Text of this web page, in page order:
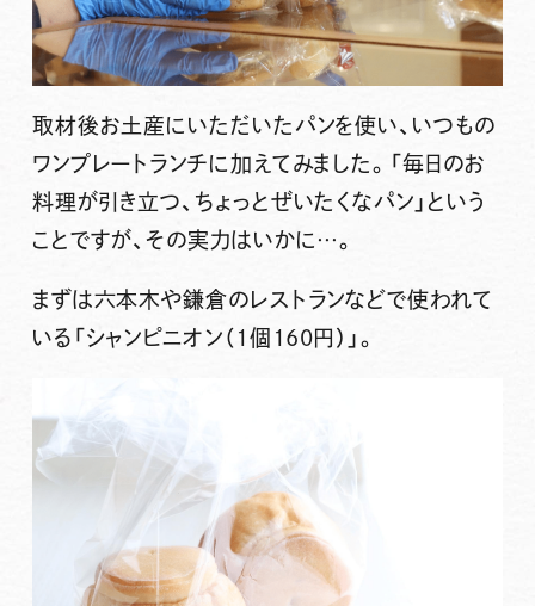
取材後お土産にいただいたパンを使い、いつもの
ワンプレートランチに加えてみました。「毎日のお
料理が引き立つ、ちょっとぜいたくなパン」という
ことですが、その実力はいかに…。
まずは六本木や鎌倉のレストランなどで使われて
いる 「シャンピニオン（1個160円）」 。